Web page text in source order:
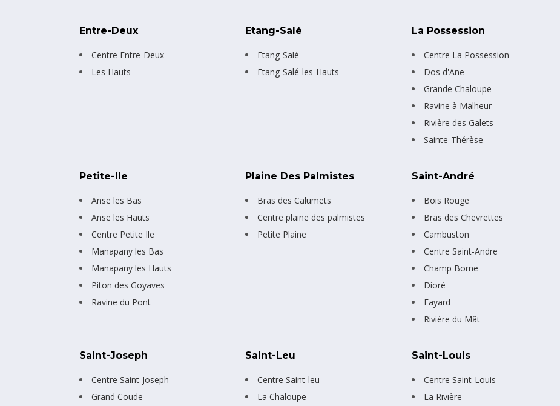
Entre-Deux
Centre Entre-Deux
Les Hauts
Etang-Salé
Etang-Salé
Etang-Salé-les-Hauts
La Possession
Centre La Possession
Dos d'Ane
Grande Chaloupe
Ravine à Malheur
Rivière des Galets
Sainte-Thérèse
Petite-Ile
Anse les Bas
Anse les Hauts
Centre Petite Ile
Manapany les Bas
Manapany les Hauts
Piton des Goyaves
Ravine du Pont
Plaine Des Palmistes
Bras des Calumets
Centre plaine des palmistes
Petite Plaine
Saint-André
Bois Rouge
Bras des Chevrettes
Cambuston
Centre Saint-Andre
Champ Borne
Dioré
Fayard
Rivière du Mât
Saint-Joseph
Centre Saint-Joseph
Grand Coude
Saint-Leu
Centre Saint-leu
La Chaloupe
Saint-Louis
Centre Saint-Louis
La Rivière